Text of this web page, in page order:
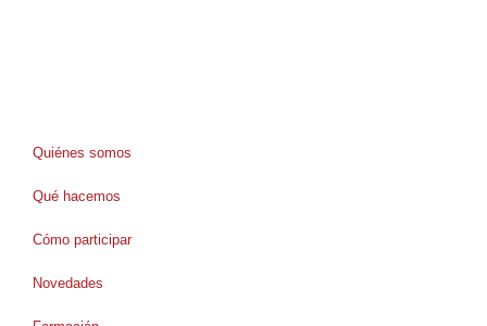
Quiénes somos
Qué hacemos
Cómo participar
Novedades